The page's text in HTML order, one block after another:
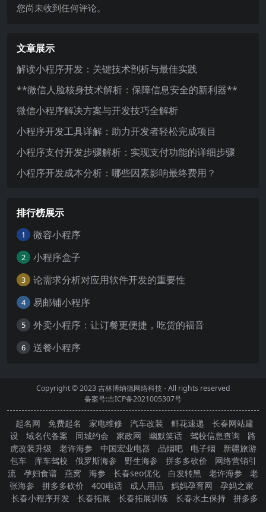
您尚未收到任何评论。
文章展示
解读小程序开发：关键技术剖析与最佳实践
**微信人脸核身技术解析：保障信息安全的新利器**
微信小程序解决方案与开发技巧全解析
小程序开发工具详解：助力开发者轻松完成项目
小程序支付开发步骤解析：实现支付功能的详细步骤
小程序开发成本分析：哪些因素影响最终费用？
排行榜展示
1 微容小程序
2 小程序盒子
3 论需求分析对应用软件开发的重要性
4 易邮铺小程序
5 外卖小程序：让订餐更便捷，吃货的福音
6 送餐小程序
Copyright © 2023吉林博纳德网络科技- All rights reserved
备案号:吉ICP备2021005307号
起名网 免费起名 家电维修 汽车改装 鲜花速递
长春网站建
设
域名代备案 同城约会 家政网 幽默笑话 驾校信息查询
路
虎改装升级
老许海参 中国宏业电器 品烟吧 电子烟
新疆旅游
包车
库车驾校 俄罗斯海参 野生海参 拼多多砍价
网络营销引
流
孕妇食谱 燕窝 海参 长春seo优化 白发转黑 老许海参
老
张海参
拼多多砍价 400电话 成人用品 妈妈孕育网
孕妈之家
长春小程序开发
长春拓展 长春拓展训练 长春水土保持
拼多多